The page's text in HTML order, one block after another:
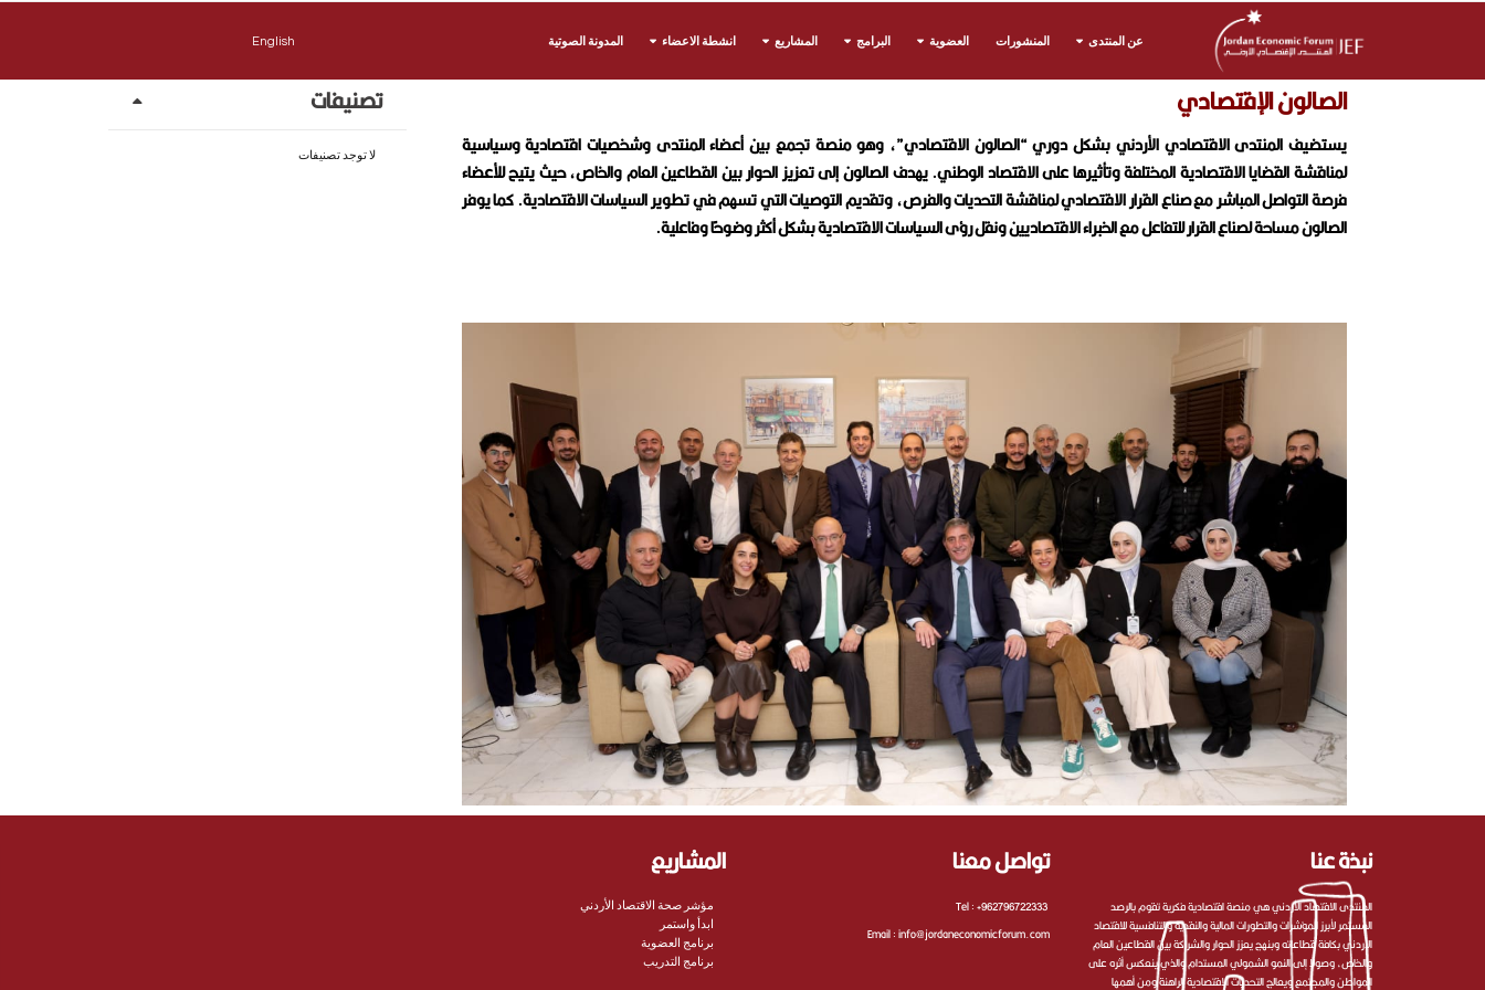
عن المنتدى المنشورات العضوية البرامج المشاريع انشطة الاعضاء المدونة الصوتية English
الصالون الإقتصادي
يستضيف المنتدى الاقتصادي الأردني بشكل دوري “الصالون الاقتصادي”، وهو منصة تجمع بين أعضاء المنتدى وشخصيات اقتصادية وسياسية
لمناقشة القضايا الاقتصادية المختلفة وتأثيرها على الاقتصاد الوطني. يهدف الصالون إلى تعزيز الحوار بين القطاعين العام والخاص، حيث يتيح للأعضاء
فرصة التواصل المباشر مع صناع القرار الاقتصادي لمناقشة التحديات والفرص، وتقديم التوصيات التي تسهم في تطوير السياسات الاقتصادية. كما يوفر
الصالون مساحة لصناع القرار للتفاعل مع الخبراء الاقتصاديين ونقل رؤى السياسات الاقتصادية بشكل أكثر وضوحًا وفاعلية.
تصنيفات
لا توجد تصنيفات
نبذة عنا
المنتدى الاقتصاد الأردني هي منصة اقتصادية فكرية تقوم بالرصد
المستمر لأبرز المؤشرات والتطورات المالية والنقدية والتنافسية للاقتصاد
الأردني بكافة قطاعاته وبنهج يعزز الحوار والشراكة بين القطاعين العام
والخاص، وصولا إلى النمو الشمولي المستدام والذي ينعكس أثره على
المواطن والمجتمع ويعالج التحديات الاقتصادية الراهنة ومن أهمها
تواصل معنا
Tel :+962796722333
Email :info@jordaneconomicforum.com
المشاريع
مؤشر صحة الاقتصاد الأردني
ابدأ واستمر
برنامج العضوية
برنامج التدريب